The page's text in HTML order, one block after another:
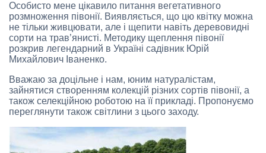
Особисто мене цікавило питання вегетативного
розмноження півонії. Виявляється, що цю квітку можна
не тільки живцювати, але і щепити навіть деревовидні
сорти на трав’янисті. Методику щеплення півонії
розкрив легендарний в Україні садівник Юрій
Михайлович Іваненко.
Вважаю за доцільне і нам, юним натуралістам,
зайнятися створенням колекцій різних сортів півонії, а
також селекційною роботою на її прикладі. Пропонуємо
переглянути також світлини з цього заходу.